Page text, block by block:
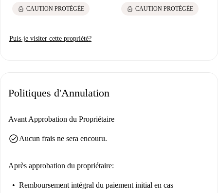
lock CAUTION PROTÉGÉE lock CAUTION PROTÉGÉE
Puis-je visiter cette propriété?
Politiques d'Annulation
Avant Approbation du Propriétaire
check_circleAucun frais ne sera encouru.
Après approbation du propriétaire:
Remboursement intégral du paiement initial en cas